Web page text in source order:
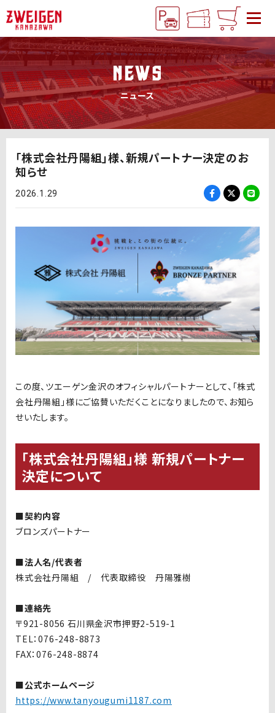
NEWS
ニュース
「株式会社丹陽組」様、新規パートナー決定のお
知らせ
2026.1.29
この度、ツエーゲン金沢のオフィシャルパートナーとして、「株式
会社丹陽組」様にご協賛いただくことになりましたので、お知ら
せいたします。
「株式会社丹陽組」様 新規パートナー
決定について
■契約内容
ブロンズパートナー
■法人名/代表者
株式会社丹陽組 / 代表取締役 丹陽雅樹
■連絡先
〒921-8056 石川県金沢市押野2-519-1
TEL：076-248-8873
FAX：076-248-8874
■公式ホームページ
https://www.tanyougumi1187.com